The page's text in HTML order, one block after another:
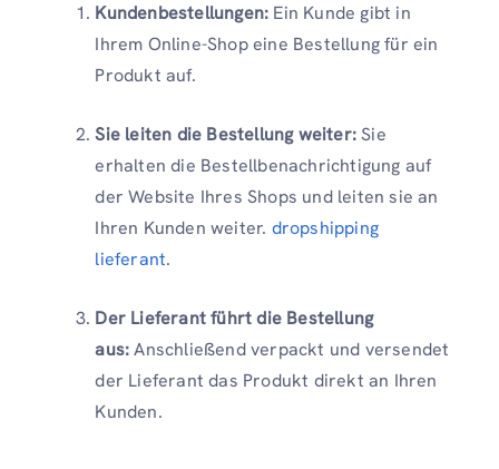
Kundenbestellungen: Ein Kunde gibt in
Ihrem Online-Shop eine Bestellung für ein
Produkt auf.
Sie leiten die Bestellung weiter:Sie
erhalten die Bestellbenachrichtigung auf
der Website Ihres Shops und leiten sie an
Ihren Kunden weiter. dropshipping
lieferant.
Der Lieferant führt die Bestellung
aus:Anschließend verpackt und versendet
der Lieferant das Produkt direkt an Ihren
Kunden.